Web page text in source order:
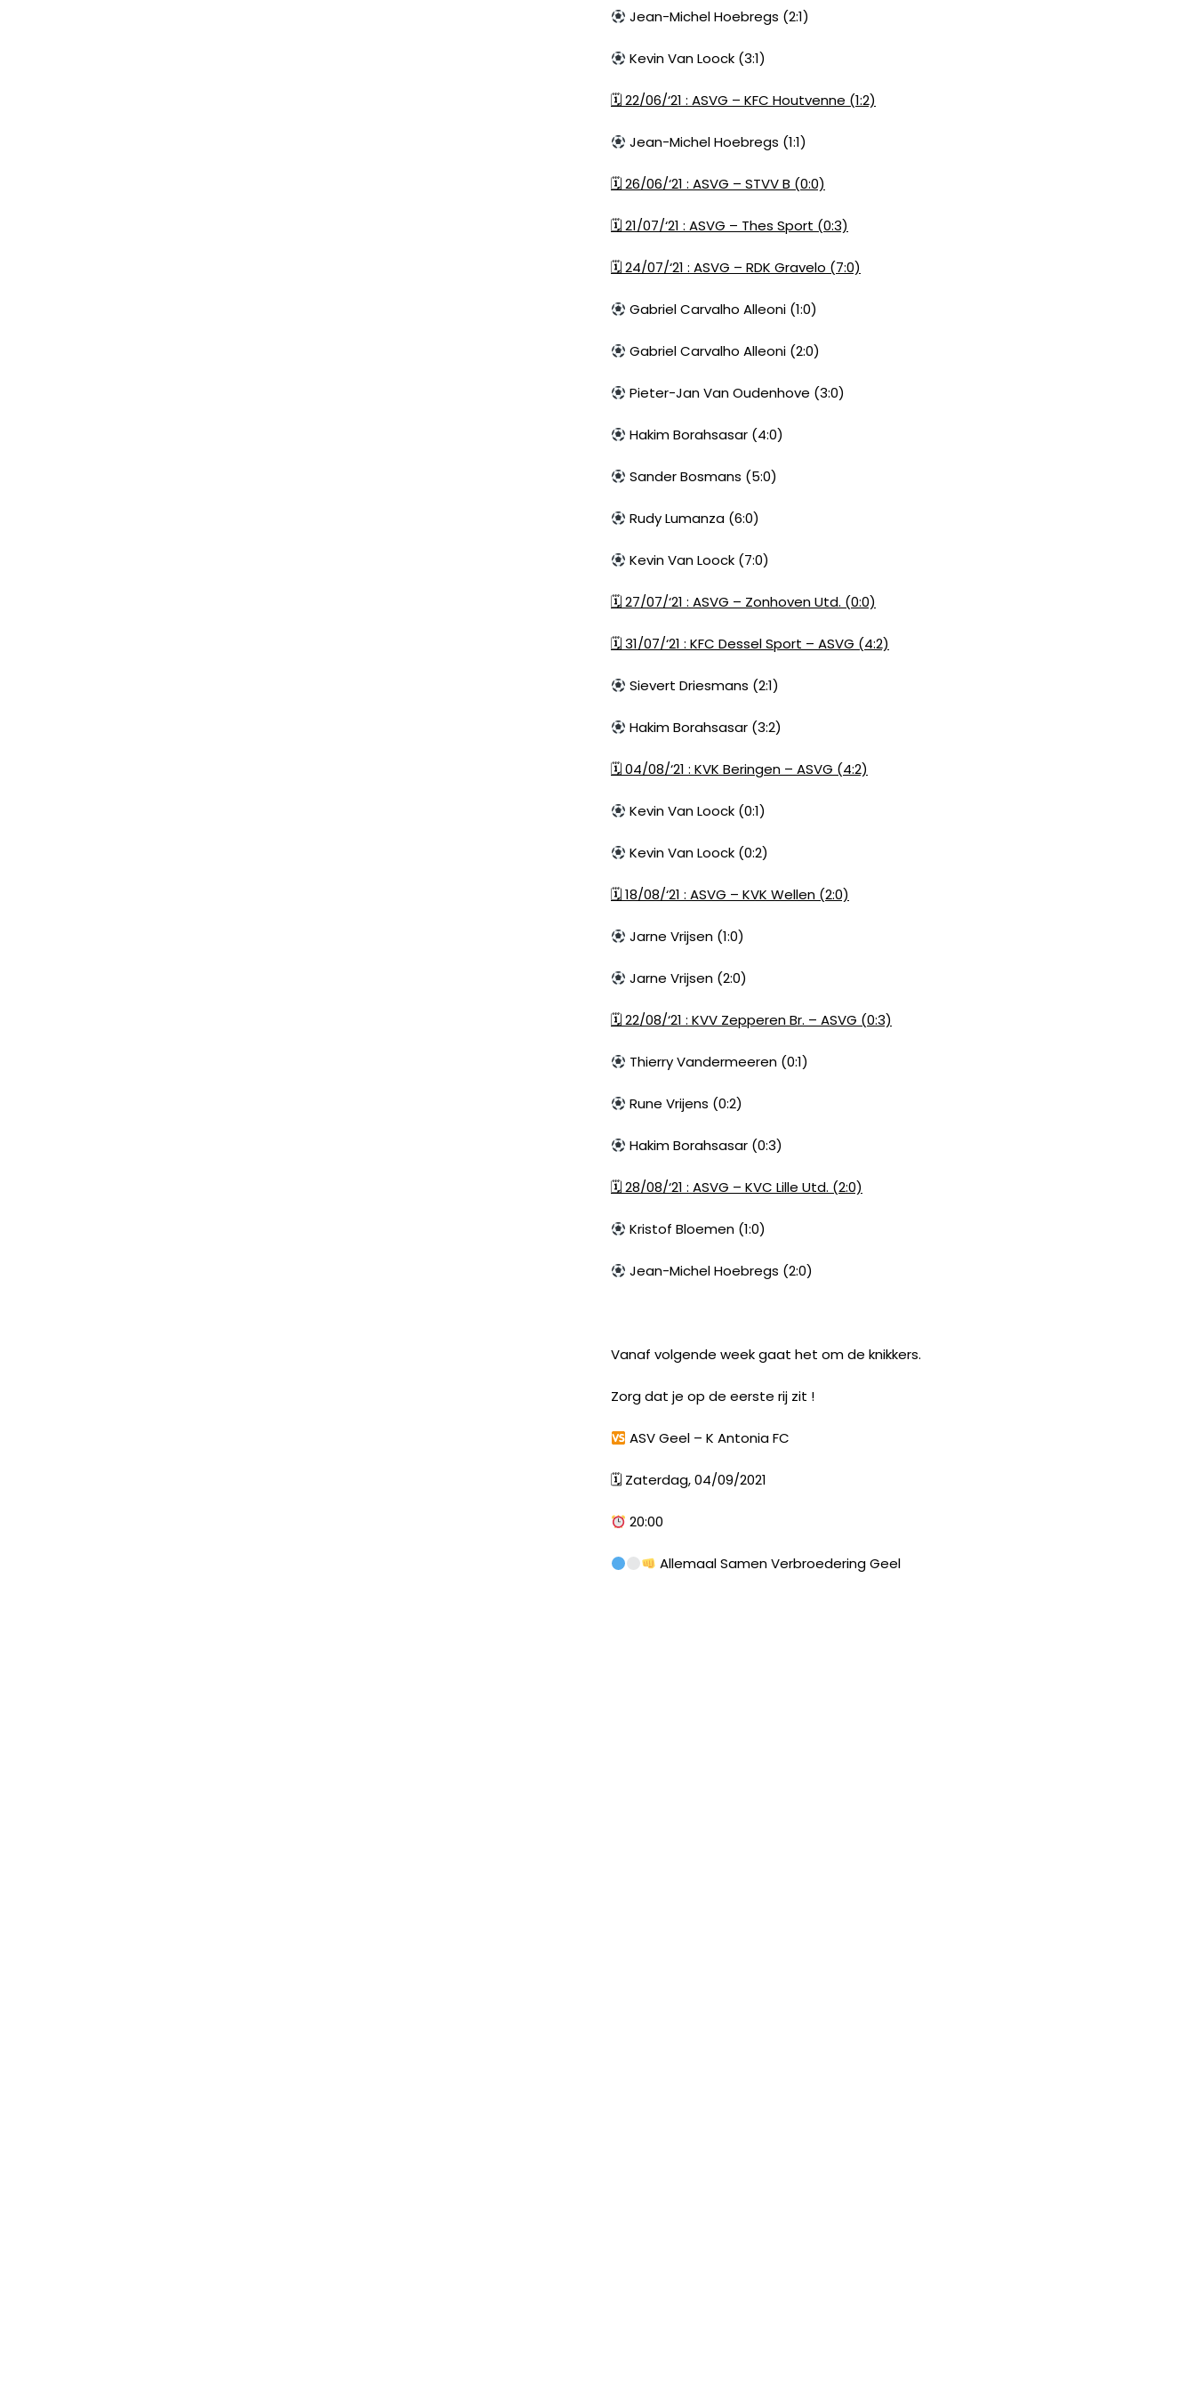
Jean-Michel Hoebregs (2:1)
Kevin Van Loock (3:1)
🗓22/06/‘21 : ASVG – KFC Houtvenne (1:2)
Jean-Michel Hoebregs (1:1)
🗓26/06/‘21 : ASVG – STVV B (0:0)
🗓21/07/‘21 : ASVG – Thes Sport (0:3)
🗓24/07/‘21 : ASVG – RDK Gravelo (7:0)
Gabriel Carvalho Alleoni (1:0)
Gabriel Carvalho Alleoni (2:0)
Pieter-Jan Van Oudenhove (3:0)
Hakim Borahsasar (4:0)
Sander Bosmans (5:0)
Rudy Lumanza (6:0)
Kevin Van Loock (7:0)
🗓27/07/‘21 : ASVG – Zonhoven Utd. (0:0)
🗓31/07/‘21 : KFC Dessel Sport – ASVG (4:2)
Sievert Driesmans (2:1)
Hakim Borahsasar (3:2)
🗓04/08/‘21 : KVK Beringen – ASVG (4:2)
Kevin Van Loock (0:1)
Kevin Van Loock (0:2)
🗓18/08/‘21 : ASVG – KVK Wellen (2:0)
Jarne Vrijsen (1:0)
Jarne Vrijsen (2:0)
🗓22/08/‘21 : KVV Zepperen Br. – ASVG (0:3)
Thierry Vandermeeren (0:1)
Rune Vrijens (0:2)
Hakim Borahsasar (0:3)
🗓28/08/‘21 : ASVG – KVC Lille Utd. (2:0)
Kristof Bloemen (1:0)
Jean-Michel Hoebregs (2:0)
Vanaf volgende week gaat het om de knikkers.
Zorg dat je op de eerste rij zit !
ASV Geel – K Antonia FC
🗓 Zaterdag, 04/09/2021
20:00
Allemaal Samen Verbroedering Geel